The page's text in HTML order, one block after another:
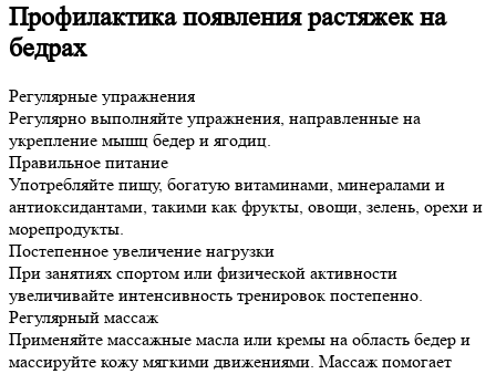
Профилактика появления растяжек на
бедрах
Регулярные упражнения
Регулярно выполняйте упражнения, направленные на
укрепление мышц бедер и ягодиц.
Правильное питание
Употребляйте пищу, богатую витаминами, минералами и
антиоксидантами, такими как фрукты, овощи, зелень, орехи и
морепродукты.
Постепенное увеличение нагрузки
При занятиях спортом или физической активности
увеличивайте интенсивность тренировок постепенно.
Регулярный массаж
Применяйте массажные масла или кремы на область бедер и
массируйте кожу мягкими движениями. Массаж помогает